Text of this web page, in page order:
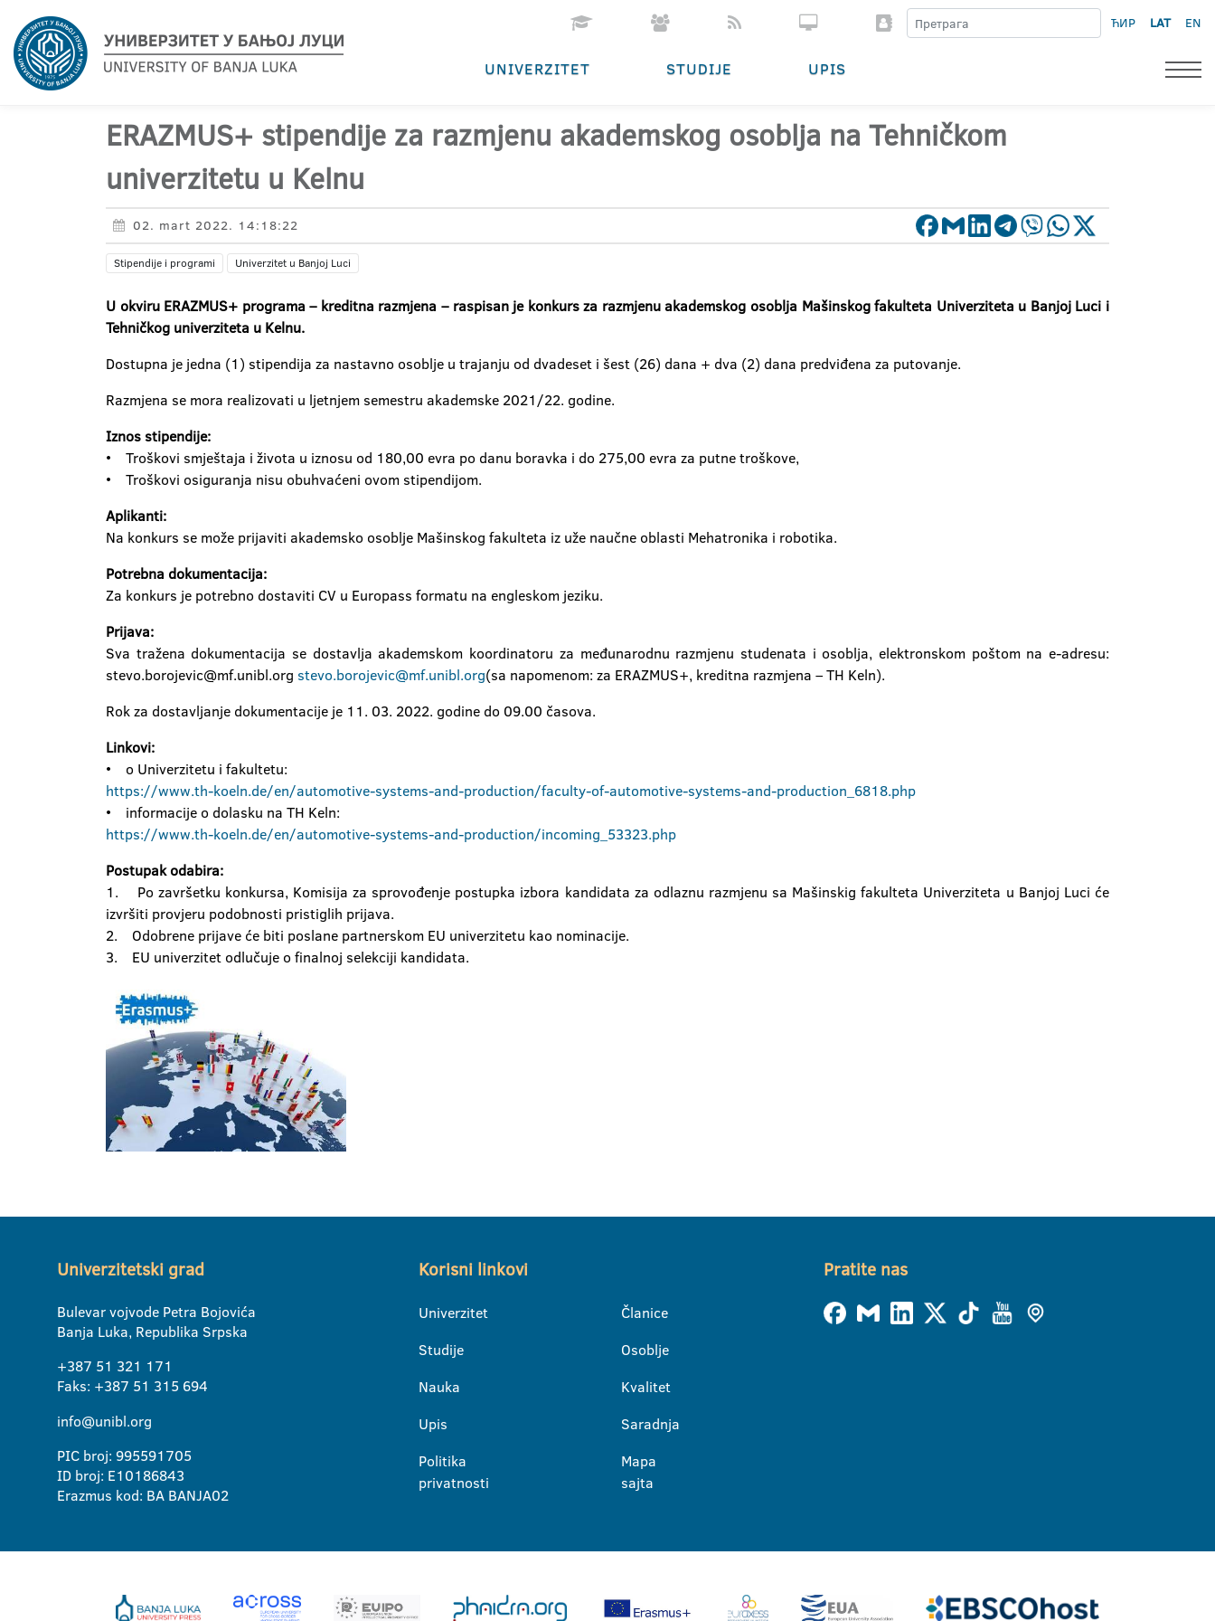
ЋИР LAT EN
UNIVERZITET STUDIJE UPIS
ERAZMUS+ stipendije za razmjenu akademskog osoblja na Tehničkom
univerzitetu u Kelnu
02. mart 2022. 14:18:22
Stipendije i programi Univerzitet u Banjoj Luci
U okviru ERAZMUS+ programa – kreditna razmjena – raspisan je konkurs za razmjenu akademskog osoblja Mašinskog fakulteta Univerziteta u Banjoj Luci i
Tehničkog univerziteta u Kelnu.
Dostupna je jedna (1) stipendija za nastavno osoblje u trajanju od dvadeset i šest (26) dana + dva (2) dana predviđena za putovanje.
Razmjena se mora realizovati u ljetnjem semestru akademske 2021/22. godine.
Iznos stipendije:
• Troškovi smještaja i života u iznosu od 180,00 evra po danu boravka i do 275,00 evra za putne troškove,
• Troškovi osiguranja nisu obuhvaćeni ovom stipendijom.
Aplikanti:
Na konkurs se može prijaviti akademsko osoblje Mašinskog fakulteta iz uže naučne oblasti Mehatronika i robotika.
Potrebna dokumentacija:
Za konkurs je potrebno dostaviti CV u Europass formatu na engleskom jeziku.
Prijava:
Sva tražena dokumentacija se dostavlja akademskom koordinatoru za međunarodnu razmjenu studenata i osoblja, elektronskom poštom na e-adresu:
stevo.borojevic@mf.unibl.org stevo.borojevic@mf.unibl.org(sa napomenom: za ERAZMUS+, kreditna razmjena – TH Keln).
Rok za dostavljanje dokumentacije je 11. 03. 2022. godine do 09.00 časova.
Linkovi:
• o Univerzitetu i fakultetu:
https://www.th-koeln.de/en/automotive-systems-and-production/faculty-of-automotive-systems-and-production_6818.php
• informacije o dolasku na TH Keln:
https://www.th-koeln.de/en/automotive-systems-and-production/incoming_53323.php
Postupak odabira:
1. Po završetku konkursa, Komisija za sprovođenje postupka izbora kandidata za odlaznu razmjenu sa Mašinskig fakulteta Univerziteta u Banjoj Luci će
izvršiti provjeru podobnosti pristiglih prijava.
2. Odobrene prijave će biti poslane partnerskom EU univerzitetu kao nominacije.
3. EU univerzitet odlučuje o finalnoj selekciji kandidata.
Univerzitetski grad
Bulevar vojvode Petra Bojovića
Banja Luka, Republika Srpska
+387 51 321 171
Faks: +387 51 315 694
info@unibl.org
PIC broj: 995591705
ID broj: E10186843
Erazmus kod: BA BANJA02
Korisni linkovi
Univerzitet
Studije
Nauka
Upis
Politika
privatnosti
Članice
Osoblje
Kvalitet
Saradnja
Mapa
sajta
Pratite nas